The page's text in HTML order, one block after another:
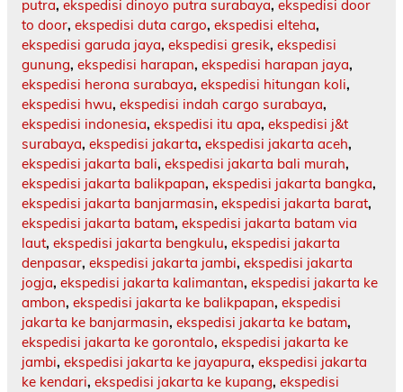
putra, ekspedisi dinoyo putra surabaya, ekspedisi door
to door, ekspedisi duta cargo, ekspedisi elteha,
ekspedisi garuda jaya, ekspedisi gresik, ekspedisi
gunung, ekspedisi harapan, ekspedisi harapan jaya,
ekspedisi herona surabaya, ekspedisi hitungan koli,
ekspedisi hwu, ekspedisi indah cargo surabaya,
ekspedisi indonesia, ekspedisi itu apa, ekspedisi j&t
surabaya, ekspedisi jakarta, ekspedisi jakarta aceh,
ekspedisi jakarta bali, ekspedisi jakarta bali murah,
ekspedisi jakarta balikpapan, ekspedisi jakarta bangka,
ekspedisi jakarta banjarmasin, ekspedisi jakarta barat,
ekspedisi jakarta batam, ekspedisi jakarta batam via
laut, ekspedisi jakarta bengkulu, ekspedisi jakarta
denpasar, ekspedisi jakarta jambi, ekspedisi jakarta
jogja, ekspedisi jakarta kalimantan, ekspedisi jakarta ke
ambon, ekspedisi jakarta ke balikpapan, ekspedisi
jakarta ke banjarmasin, ekspedisi jakarta ke batam,
ekspedisi jakarta ke gorontalo, ekspedisi jakarta ke
jambi, ekspedisi jakarta ke jayapura, ekspedisi jakarta
ke kendari, ekspedisi jakarta ke kupang, ekspedisi